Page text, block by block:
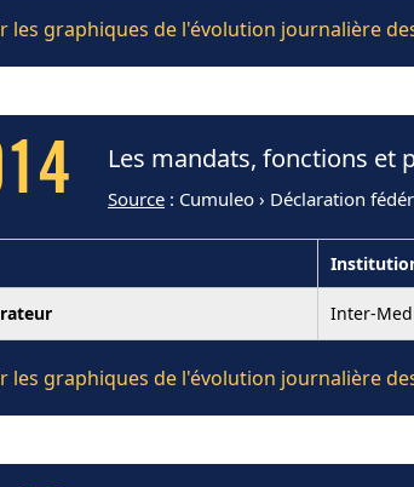
les graphiques de l'évolution journalière
Les mandats, fonctions et
Source : Cumuleo › Déclaration
Inter-
les graphiques de l'évolution journalière